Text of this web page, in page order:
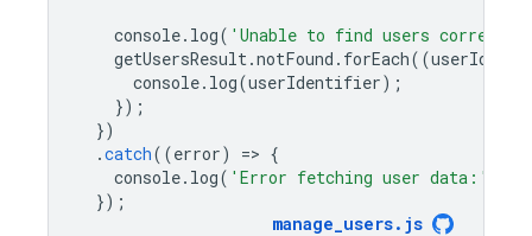
console. log( 'Unable to find users
getUsersResult.notFound . forEach((
console. log(userIdentifier);
});
})
.catch((error) => {
console. log( 'Error fetching user data:'
});
manage_users. js